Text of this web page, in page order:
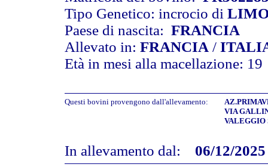
Tipo Genetico: incrocio di
Paese di nascita: FRANCIA
Allevato in: FRANCIA /
Età in mesi alla macellazione: 19
Questi bovini provengono dall'allevamento:
VIA
VALEGGIO
In allevamento dal:
06/12/2025